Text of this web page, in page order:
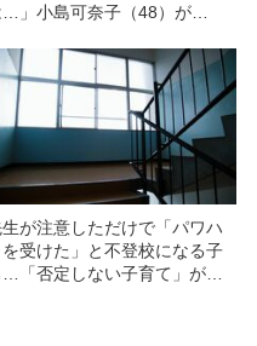
…」小島可奈子（48）が
こと
が注意しただけで「パワハ
を受けた」と不登校になる子
…「否定しない子育て」が招